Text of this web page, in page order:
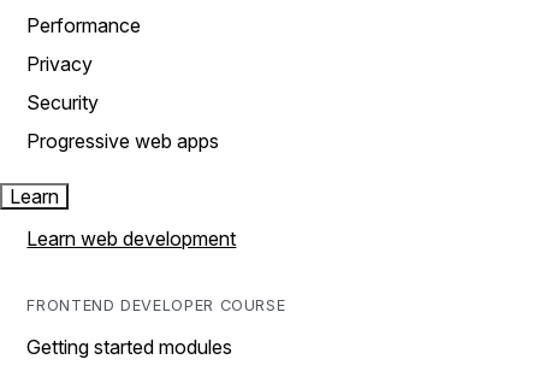
Performance
Privacy
Security
Progressive web apps
Learn
Learn web development
FRONTEND DEVELOPER COURSE
Getting started modules